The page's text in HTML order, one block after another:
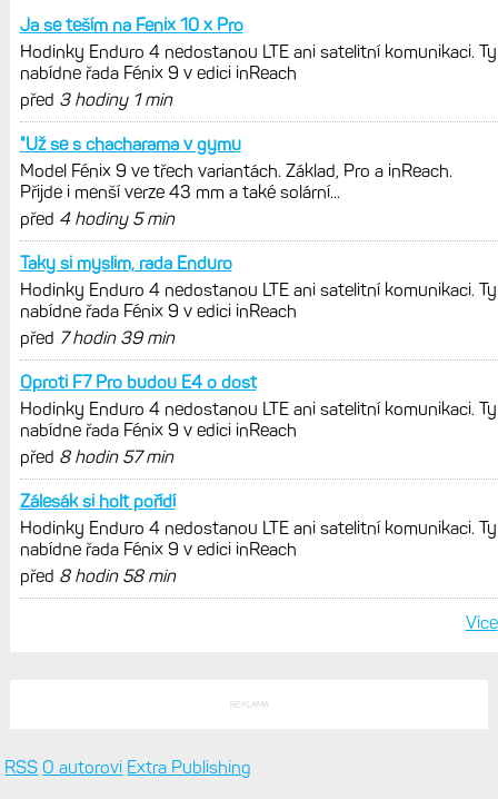
Ja se teším na Fenix 10 x Pro
Hodinky Enduro 4 nedostanou LTE ani satelitní komunikaci. Ty
nabídne řada Fénix 9 v edici inReach
před 3 hodiny 1 min
"Už se s chacharama v gymu
Model Fénix 9 ve třech variantách. Základ, Pro a inReach.
Přijde i menší verze 43 mm a také solární...
před 4 hodiny 5 min
Taky si myslim, rada Enduro
Hodinky Enduro 4 nedostanou LTE ani satelitní komunikaci. Ty
nabídne řada Fénix 9 v edici inReach
před 7 hodin 39 min
Oproti F7 Pro budou E4 o dost
Hodinky Enduro 4 nedostanou LTE ani satelitní komunikaci. Ty
nabídne řada Fénix 9 v edici inReach
před 8 hodin 57 min
Zálesák si holt pořídí
Hodinky Enduro 4 nedostanou LTE ani satelitní komunikaci. Ty
nabídne řada Fénix 9 v edici inReach
před 8 hodin 58 min
Více
REKLAMA
RSS O autorovi Extra Publishing